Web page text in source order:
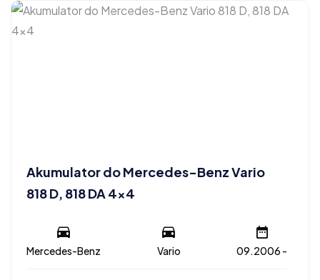
Akumulator do Mercedes-Benz Vario
818 D, 818 DA 4×4
Mercedes-Benz Vario 09.2006 -